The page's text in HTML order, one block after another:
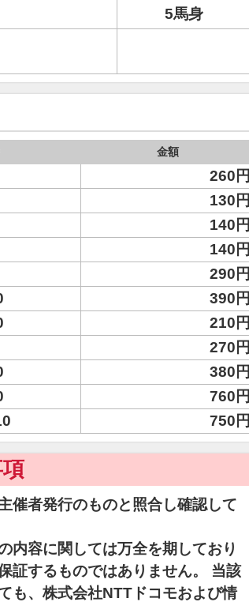
5馬身
金額
260円
130円
140円
140円
290円
390円
210円
270円
380円
760円
750円
催者発行のものと照合し確認して
内容に関しては万全を期しており
証するものではありません。 当該
も、株式会社NTTドコモおよび情